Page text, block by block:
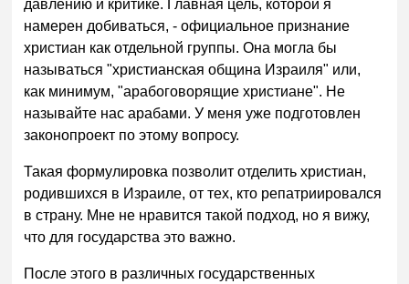
давлению и критике. Главная цель, которой я
намерен добиваться, - официальное признание
христиан как отдельной группы. Она могла бы
называться "христианская община Израиля" или,
как минимум, "арабоговорящие христиане". Не
называйте нас арабами. У меня уже подготовлен
законопроект по этому вопросу.
Такая формулировка позволит отделить христиан,
родившихся в Израиле, от тех, кто репатриировался
в страну. Мне не нравится такой подход, но я вижу,
что для государства это важно.
После этого в различных государственных